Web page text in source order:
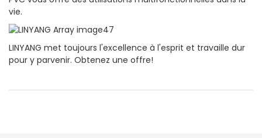
vie.
LINYANG met toujours l'excellence à l'esprit et travaille dur
pour y parvenir. Obtenez une offre!